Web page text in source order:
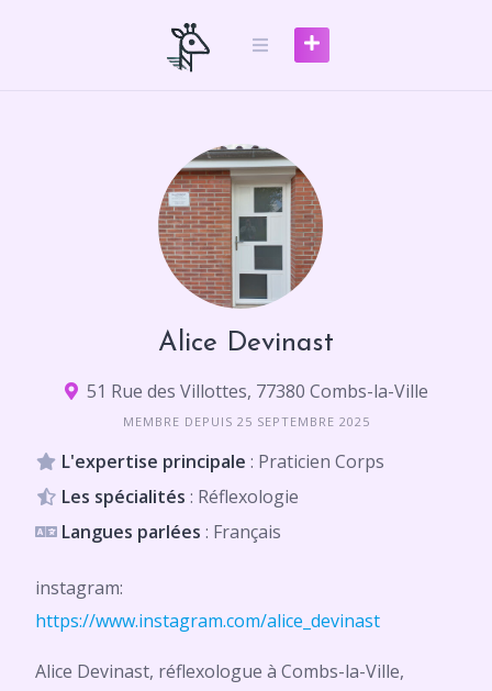
Alice Devinast
51 Rue des Villottes, 77380 Combs-la-Ville
MEMBRE DEPUIS 25 SEPTEMBRE 2025
L'expertise principale : Praticien Corps
Les spécialités : Réflexologie
Langues parlées : Français
instagram:
https://www.instagram.com/alice_devinast
Alice Devinast, réflexologue à Combs-la-Ville,